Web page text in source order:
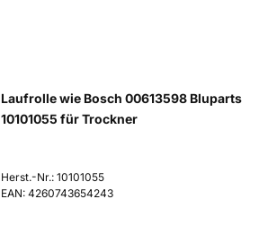
Laufrolle wie Bosch 00613598 Bluparts
10101055 für Trockner
Herst.-Nr.: 10101055
EAN: 4260743654243